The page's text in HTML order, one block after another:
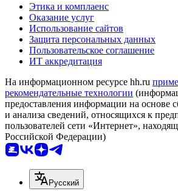
Этика и комплаенс
Оказание услуг
Использование сайтов
Защита персональных данных
Пользовательское соглашение
ИТ аккредитация
На информационном ресурсе hh.ru
рекомендательные технологии
предоставления информации на основе
и анализа сведений, относящихся к
пользователей сети «Интернет»,
Российской Федерации)
Русский